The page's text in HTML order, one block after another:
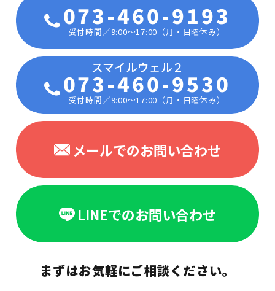
073-460-9193
受付時間／9:00〜17:00（月・日曜休み）
073-460-9530
受付時間／9:00〜17:00（月・日曜休み）
メールでのお問い合わせ
LINEでのお問い合わせ
まずはお気軽にご相談ください。